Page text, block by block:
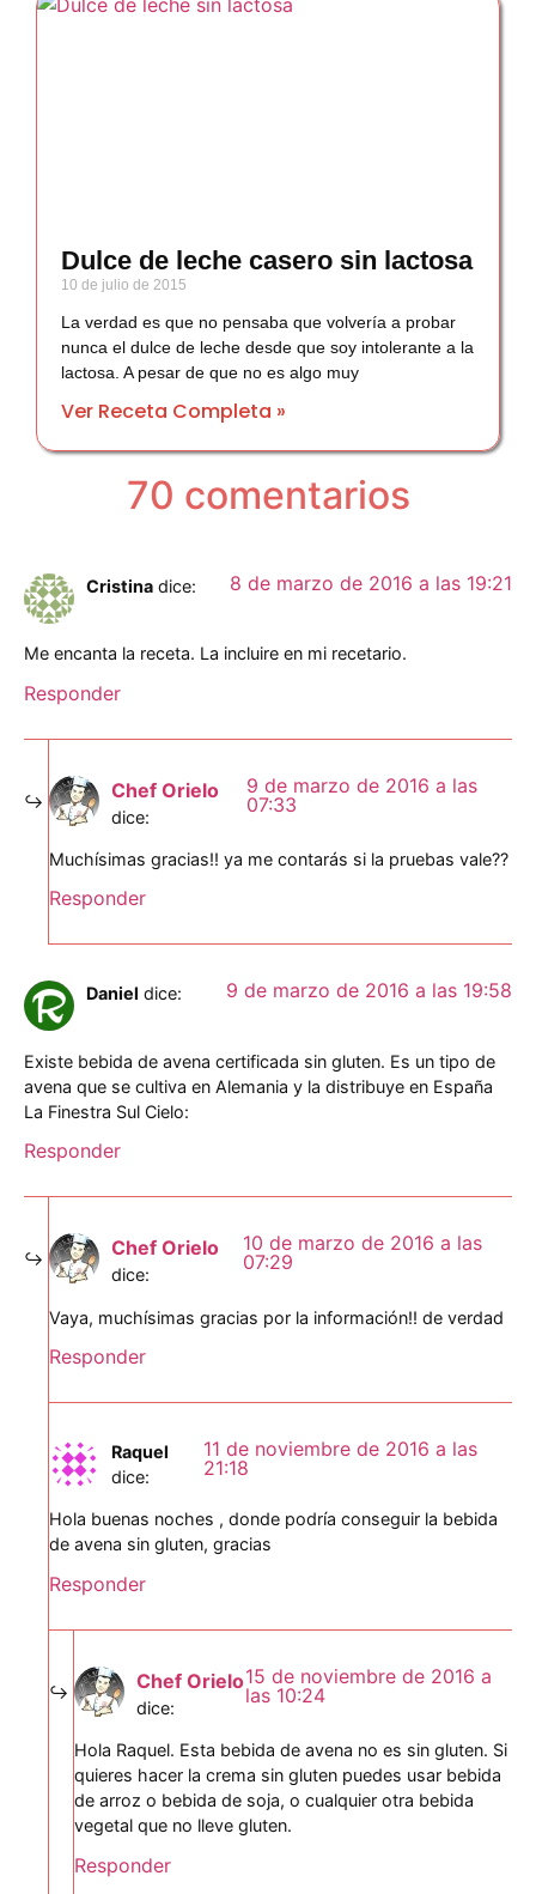
Dulce de leche casero sin lactosa
10 de julio de 2015
La verdad es que no pensaba que volvería a probar
nunca el dulce de leche desde que soy intolerante a la
lactosa. A pesar de que no es algo muy
Ver Receta Completa »
70 comentarios
Cristina dice: 8 de marzo de 2016 a las 19:21
Me encanta la receta. La incluire en mi recetario.
Responder
Chef Orielo
dice:
9 de marzo de 2016 a las
07:33
Muchísimas gracias!! ya me contarás si la pruebas vale??
Responder
Daniel dice: 9 de marzo de 2016 a las 19:58
Existe bebida de avena certificada sin gluten. Es un tipo de
avena que se cultiva en Alemania y la distribuye en España
La Finestra Sul Cielo:
Responder
Chef Orielo
dice:
10 de marzo de 2016 a las
07:29
Vaya, muchísimas gracias por la información!! de verdad
Responder
Raquel
dice:
11 de noviembre de 2016 a las
21:18
Hola buenas noches , donde podría conseguir la bebida
de avena sin gluten, gracias
Responder
Chef Orielo
dice:
15 de noviembre de 2016 a
las 10:24
Hola Raquel. Esta bebida de avena no es sin gluten. Si
quieres hacer la crema sin gluten puedes usar bebida
de arroz o bebida de soja, o cualquier otra bebida
vegetal que no lleve gluten.
Responder